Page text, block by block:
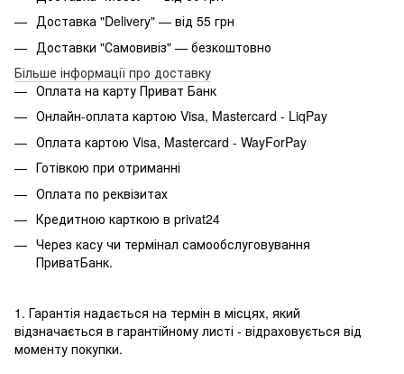
Доставка "Delivery" — від 55 грн
Доставки "Самовивіз" — безкоштовно
Більше інформації про доставку
Оплата на карту Приват Банк
Онлайн-оплата картою Visa, Mastercard - LiqPay
Оплата картою Visa, Mastercard - WayForPay
Готівкою при отриманні
Оплата по реквізитах
Кредитною карткою в privat24
Через касу чи термінал самообслуговування
ПриватБанк.
1. Гарантія надається на термін в місцях, який
відзначається в гарантійному листі - відраховується від
моменту покупки.